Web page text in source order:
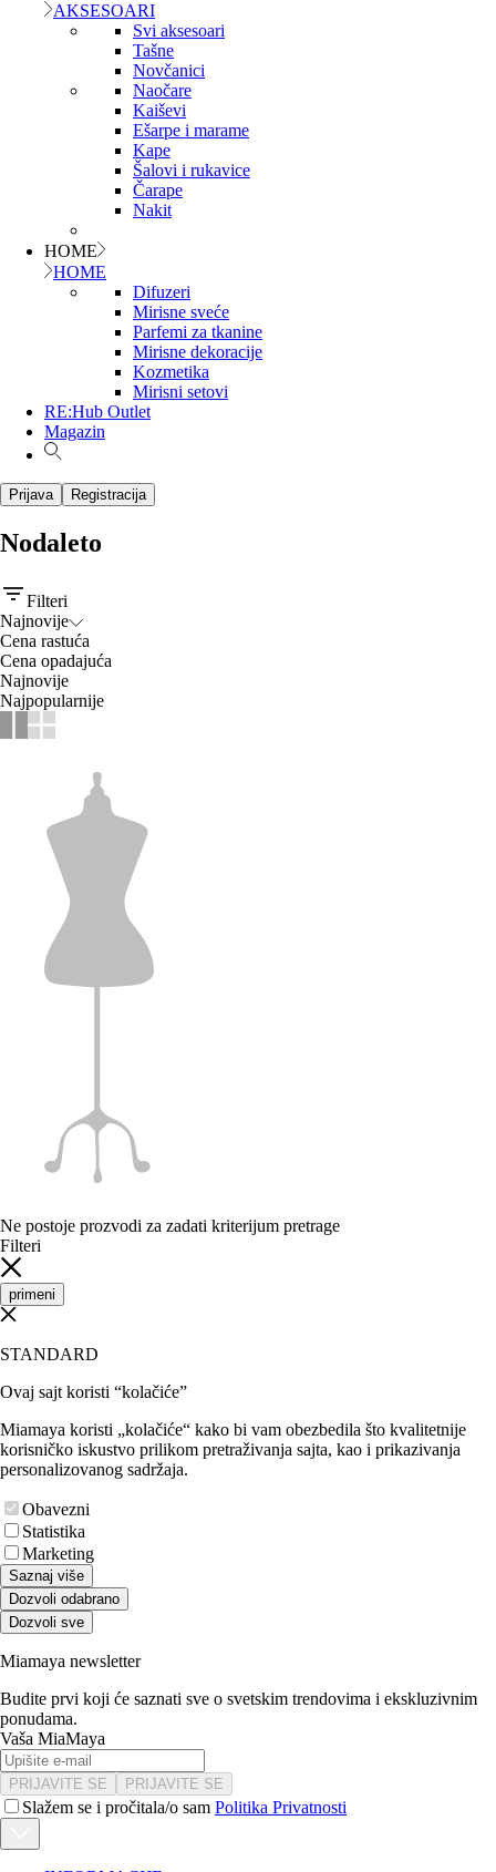
AKSESOARI
Svi aksesoari
Tašne
Novčanici
Naočare
Kaiševi
Ešarpe i marame
Kape
Šalovi i rukavice
Čarape
Nakit
HOME
HOME
Difuzeri
Mirisne sveće
Parfemi za tkanine
Mirisne dekoracije
Kozmetika
Mirisni setovi
RE:Hub Outlet
Magazin
Prijava Registracija
Nodaleto
Filteri
Najnovije
Cena rastuća
Cena opadajuća
Najnovije
Najpopularnije
Ne postoje prozvodi za zadati kriterijum pretrage
Filteri
primeni
STANDARD
Ovaj sajt koristi “kolačiće”
Miamaya koristi „kolačiće“ kako bi vam obezbedila što kvalitetnije
korisničko iskustvo prilikom pretraživanja sajta, kao i prikazivanja
personalizovanog sadržaja.
Obavezni
Statistika
Marketing
Saznaj više
Dozvoli odabrano
Dozvoli sve
Miamaya newsletter
Budite prvi koji će saznati sve o svetskim trendovima i ekskluzivnim
ponudama.
Vaša MiaMaya
PRIJAVITE SE PRIJAVITE SE
Slažem se i pročitala/o sam Politika Privatnosti